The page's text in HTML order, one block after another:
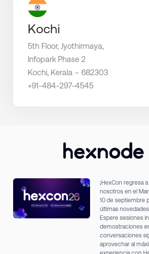
Kochi
5th Floor, Jyothirmaya,
Infopark Phase 2
Kochi, Kerala – 682303
+91-484-297-4545
¡HexCon regresa
nosotros en el
10 de septiembre
últimas
Espere sesiones
demostraciones
conversaciones
aprovechar al